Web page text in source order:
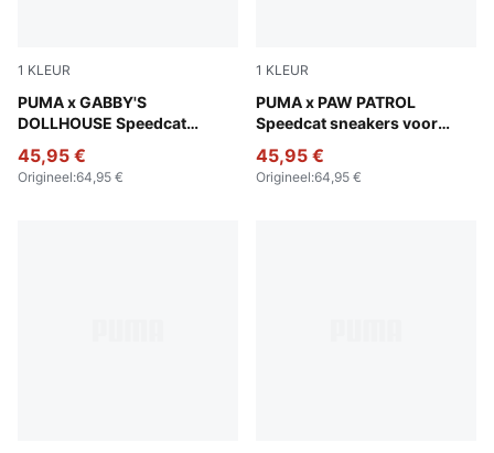
1 KLEUR
PUMA x GABBY'S
DOLLHOUSE Speedcat
Pink Shimmer-Alpine Snow
45,95 €
Origineel:64,95 €
1 KLEUR
PUMA x PAW PATROL
Speedcat sneakers voor
PUMA Black-For All Time
45,95 €
Origineel:64,95 €